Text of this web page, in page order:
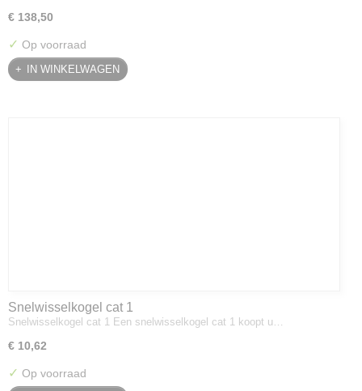
€ 138,50
✓ Op voorraad
IN WINKELWAGEN
Snelwisselkogel cat 1
Snelwisselkogel cat 1 Een snelwisselkogel cat 1 koopt u…
€ 10,62
✓ Op voorraad